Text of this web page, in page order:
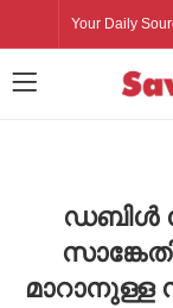
Your Daily
ഡബിൾ
മാറാനുള്ള